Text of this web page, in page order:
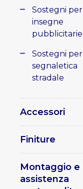
Sostegni per
insegne
pubblicitarie
Sostegni per
segnaletica
stradale
Accessori
Finiture
Montaggio e
assistenza